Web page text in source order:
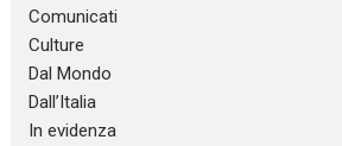
Comunicati
Culture
Dal Mondo
Dall’Italia
In evidenza